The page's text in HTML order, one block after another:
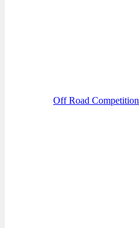
Off Road Competition